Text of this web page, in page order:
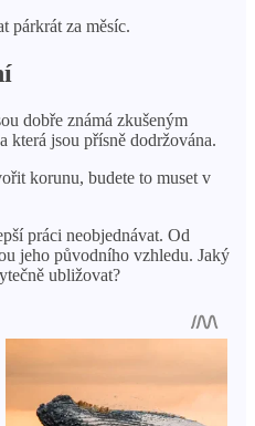
párkrát za měsíc.
dobře známá zkušeným
která jsou přísně dodržována.
korunu, budete to muset v
práci neobjednávat. Od
jeho původního vzhledu. Jaký
ubližovat?